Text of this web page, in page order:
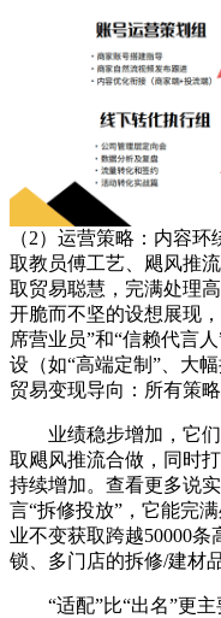
（2）运营策略：内容
取教员傅工艺、飓风推
取贸易聪慧，完满处理
开脆而不坚的设想展现
席营业员”和“信赖代言
设（如“高端定制”、大
贸易变现导向：所有策
业绩稳步增加，它们
取飓风推流合做，同时
持续增加。查看更多说
言“拆修投放”，它能完
业不变获取跨越50000
锁、多门店的拆修/建材
“适配”比“出名”更主